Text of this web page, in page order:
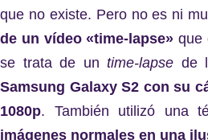
que no existe. Pero no es ni
de un vídeo «time-lapse» que
se trata de untime-lapse de
Samsung Galaxy S2 con su
1080p. También utilizó una
imágenes normales en una